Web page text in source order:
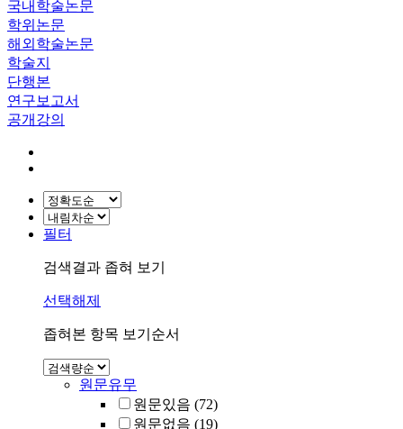
국내학술논문
학위논문
해외학술논문
학술지
단행본
연구보고서
공개강의
필터
검색결과 좁혀 보기
선택해제
좁혀본 항목 보기순서
원문유무
원문있음 (72)
원문없음 (19)